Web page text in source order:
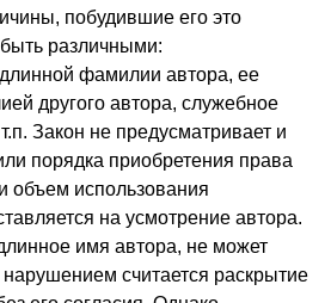
побудившие его это
различными:
фамилии автора, ее
другого автора, служебное
Закон не предусмат­ривает и
порядка приобретения права
объем использования
на усмотрение автора.
имя автора, не может
счита­ется раскрытие